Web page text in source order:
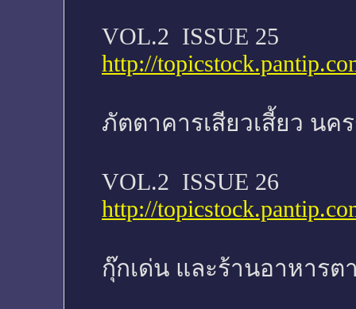
VOL.2 ISSUE 25
http://
ภัตตาคารเสียวเสี้ยว นค
VOL.2 ISSUE 26
http://
กุ๊กเด่น และร้านอาหาร